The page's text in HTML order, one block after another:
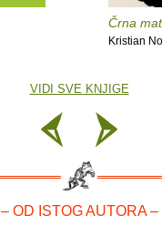
Črna
Kristian
VIDI SVE KNJIGE
– OD ISTOG AUTORA –